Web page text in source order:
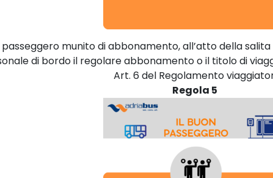
passeggero munito di abbonamento, all’atto della
di bordo il regolare abbonamento o il titolo di
Art. 6 del Regolamento
Regola 5